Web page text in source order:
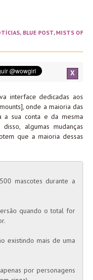
, BLUE POST, MISTS OF
X
interface dedicadas aos
onde a maioria das
a sua conta e da mesma
algumas mudanças
que a maioria dessas
mascotes durante a
quando o total for
existindo mais de uma
por personagens